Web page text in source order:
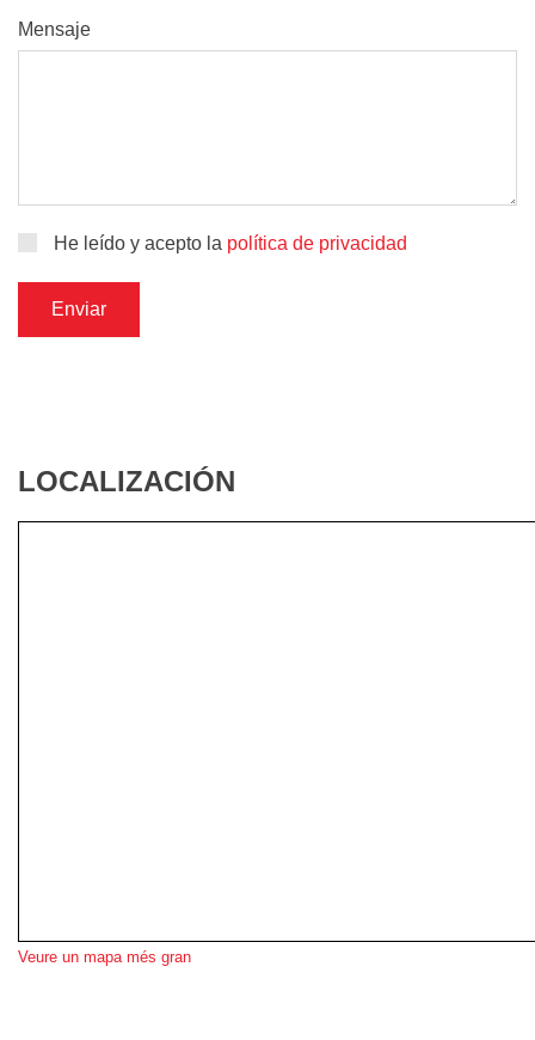
Mensaje
He leído y acepto la política de privacidad
Enviar
LOCALIZACIÓN
Veure un mapa més gran